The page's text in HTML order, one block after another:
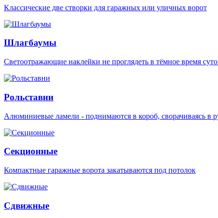
Классические две створки для гаражных или уличных ворот
Шлагбаумы
Светоотражающие наклейки не проглядеть в тёмное время
Рольставни
Алюминиевые ламели - поднимаются в короб, сворачиваясь в
Секционные
Компактные гаражные ворота закатываются под потолок
Сдвижные